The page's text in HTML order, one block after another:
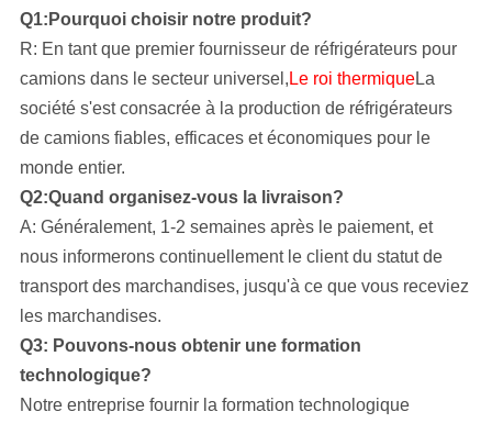
Q1:Pourquoi choisir notre produit?
R: En tant que premier fournisseur de réfrigérateurs pour
camions dans le secteur universel,Le roi thermiqueLa
société s'est consacrée à la production de réfrigérateurs
de camions fiables, efficaces et économiques pour le
monde entier.
Q2:Quand organisez-vous la livraison?
A: Généralement, 1-2 semaines après le paiement, et
nous informerons continuellement le client du statut de
transport des marchandises, jusqu'à ce que vous receviez
les marchandises.
Q3: Pouvons-nous obtenir une formation
technologique?
Notre entreprise fournir la formation technologique